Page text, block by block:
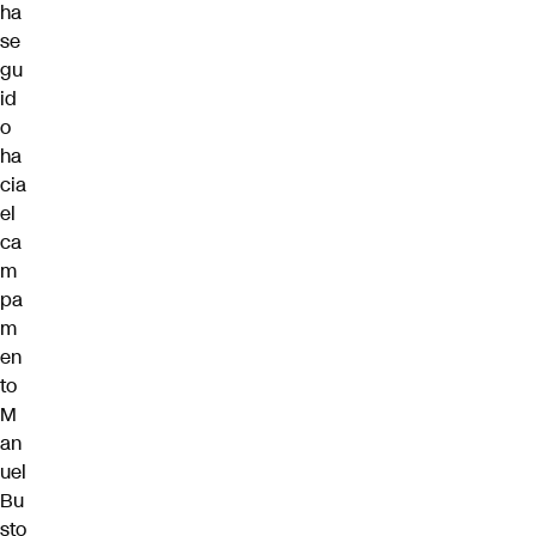
ha
se
gu
id
o
ha
cia
el
ca
m
pa
m
en
to
M
an
uel
Bu
sto